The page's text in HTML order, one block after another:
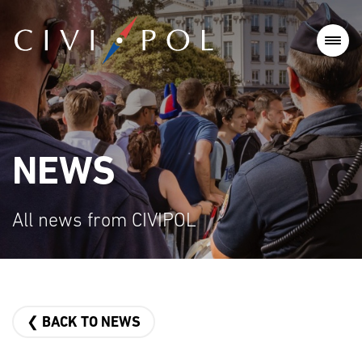
NEWS
All news from CIVIPOL
❮ BACK TO NEWS